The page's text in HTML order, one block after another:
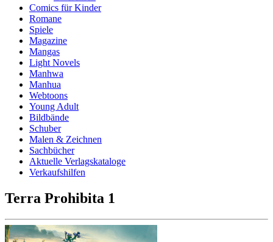
Comics für Kinder
Romane
Spiele
Magazine
Mangas
Light Novels
Manhwa
Manhua
Webtoons
Young Adult
Bildbände
Schuber
Malen & Zeichnen
Sachbücher
Aktuelle Verlagskataloge
Verkaufshilfen
Terra Prohibita 1